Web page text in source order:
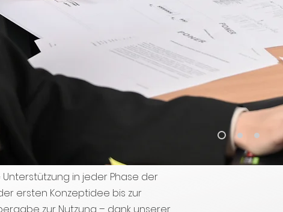
in jeder Phase der
ersten Konzeptidee bis zur